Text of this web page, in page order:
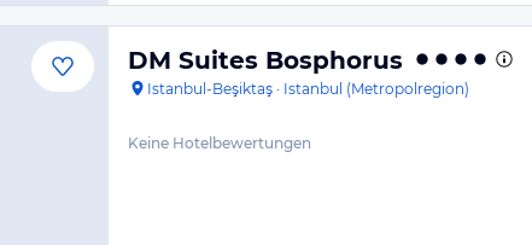
DM Suites Bosphorus
Istanbul-Beşiktaş · Istanbul (Metropolregion)
Keine Hotelbewertungen